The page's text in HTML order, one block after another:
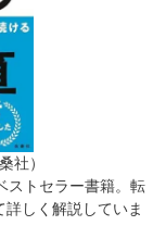
社）
ストセラー書籍。転
しく解説していま